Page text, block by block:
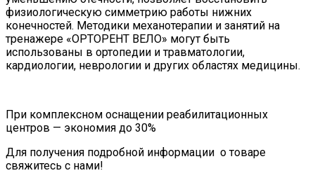
физиологическую симметрию работы нижних
конечностей. Методики механотерапии и занятий на
тренажере «ОРТОРЕНТ ВЕЛО» могут быть
использованы в ортопедии и травматологии,
кардиологии, неврологии и других областях медицины.
При комплексном оснащении реабилитационных
центров — экономия до 30%
Для получения подробной информации о товаре
свяжитесь с нами!